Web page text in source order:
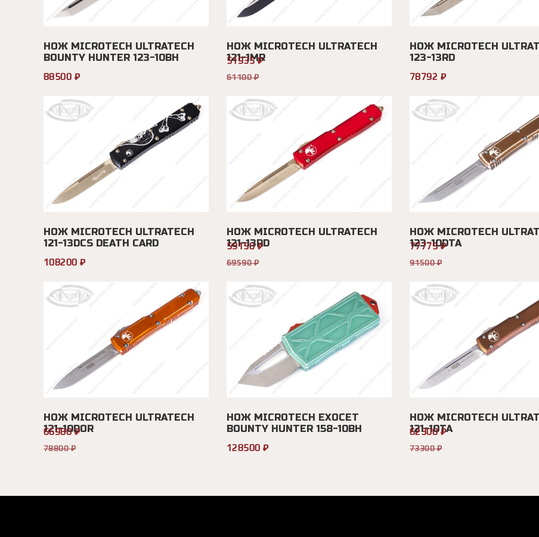
НОЖ MICROTECH ULTRATECH
BOUNTY HUNTER 123-10BH
88500 ₽
НОЖ MICROTECH ULTRATECH
121-1MR
51935 ₽
61100 ₽
НОЖ MICROTECH
123-13RD
78792 ₽
НОЖ MICROTECH ULTRATECH
121-13DCS DEATH CARD
108200 ₽
НОЖ MICROTECH ULTRATECH
121-13RD
59150 ₽
69590 ₽
НОЖ MICROTECH
123-10DTA
77775 ₽
91500 ₽
НОЖ MICROTECH ULTRATECH
121-10DOR
66980 ₽
78800 ₽
НОЖ MICROTECH EXOCET
BOUNTY HUNTER 158-10BH
128500 ₽
НОЖ MICROTECH
121-10TA
62300 ₽
73300 ₽